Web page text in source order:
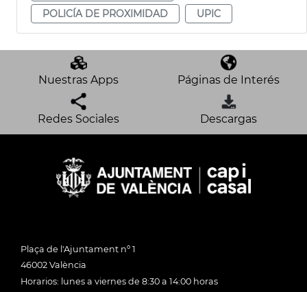
POLICÍA DE PROXIMIDAD
UPIC
Nuestras Apps Páginas de Interés
Redes Sociales Descargas
Plaça de l'Ajuntament nº 1
46002 València
Horarios: lunes a viernes de 8:30 a 14:00 horas